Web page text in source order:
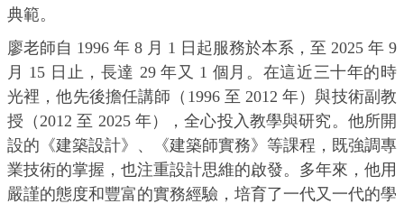
典範。
廖老師自 1996 年 8 月 1 日起服務於本系，至 2025 年 9
月 15 日止，長達 29 年又 1 個月。在這近三十年的時
光裡，他先後擔任講師（1996 至 2012 年）與技術副教
授（2012 至 2025 年），全心投入教學與研究。他所開
設的《建築設計》、《建築師實務》等課程，既強調專
業技術的掌握，也注重設計思維的啟發。多年來，他用
嚴謹的態度和豐富的實務經驗，培育了一代又一代的學